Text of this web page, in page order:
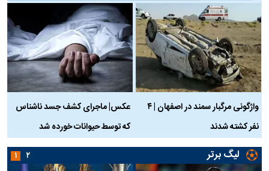
واژگونی مرگبار سمند در اصفهان | ۴
نفر کشته شدند
عکس| ماجرای کشف جسد ناشناس
که توسط حیوانات خورده شد
لیگ برتر ۱ ۲